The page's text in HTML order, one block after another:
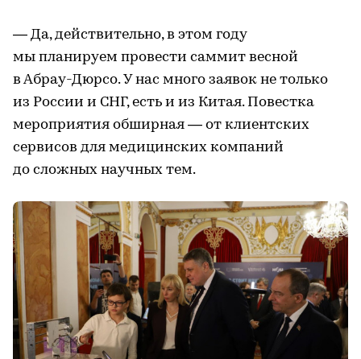
— Да, действительно, в этом году
мы планируем провести саммит весной
в Абрау-Дюрсо. У нас много заявок не только
из России и СНГ, есть и из Китая. Повестка
мероприятия обширная — от клиентских
сервисов для медицинских компаний
до сложных научных тем.